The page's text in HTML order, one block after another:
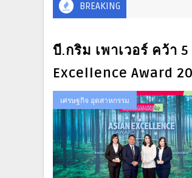
BREAKING
บี.กริม เพาเวอร์ คว้า
Excellence Award
เศรษฐกิจ อุตสาหกรรม